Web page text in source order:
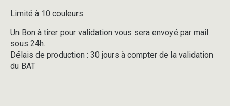
Limité à 10 couleurs.
Un Bon à tirer pour validation vous sera envoyé par mail
sous 24h.
Délais de production : 30 jours à compter de la validation
du BAT